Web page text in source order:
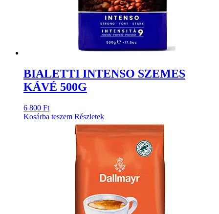
BIALETTI INTENSO SZEMES
KÁVÉ 500G
6 800 Ft
Kosárba teszem Részletek